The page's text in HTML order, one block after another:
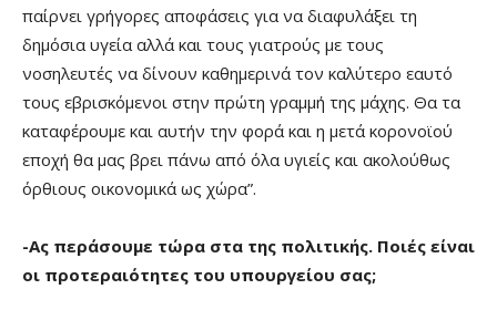
παίρνει γρήγορες αποφάσεις για να διαφυλάξει τη
δημόσια υγεία αλλά και τους γιατρούς με τους
νοσηλευτές να δίνουν καθημερινά τον καλύτερο εαυτό
τους εβρισκόμενοι στην πρώτη γραμμή της μάχης. Θα τα
καταφέρουμε και αυτήν την φορά και η μετά κορονοϊού
εποχή θα μας βρει πάνω από όλα υγιείς και ακολούθως
όρθιους οικονομικά ως χώρα”.
-Ας περάσουμε τώρα στα της πολιτικής. Ποιές είναι
οι προτεραιότητες του υπουργείου σας;